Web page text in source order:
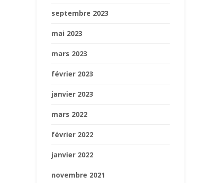
septembre 2023
mai 2023
mars 2023
février 2023
janvier 2023
mars 2022
février 2022
janvier 2022
novembre 2021